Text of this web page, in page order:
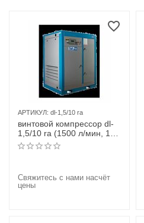
АРТИКУЛ: dl-1,5/10 ra
винтовой компрессор dl-
1,5/10 ra (1500 л/мин, 11
квт) dali
Свяжитесь с нами насчёт
цены